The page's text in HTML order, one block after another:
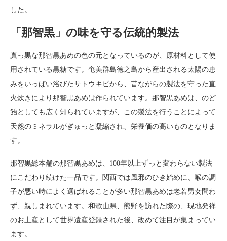
した。
「那智黒」の味を守る伝統的製法
真っ黒な那智黒あめの色の元となっているのが、原材料として使
用されている黒糖です。奄美群島徳之島から産出される太陽の恵
みをいっぱい浴びたサトウキビから、昔ながらの製法を守った直
火炊きにより那智黒あめは作られています。那智黒あめは、のど
飴としても広く知られていますが、この製法を行うことによって
天然のミネラルがぎゅっと凝縮され、栄養価の高いものとなりま
す。
那智黒総本舗の那智黒あめは、100年以上ずっと変わらない製法
にこだわり続けた一品です。関西では風邪のひき始めに、喉の調
子が悪い時によく選ばれることが多い那智黒あめは老若男女問わ
ず、親しまれています。和歌山県、熊野を訪れた際の、現地発祥
のお土産として世界遺産登録された後、改めて注目が集まってい
ます。